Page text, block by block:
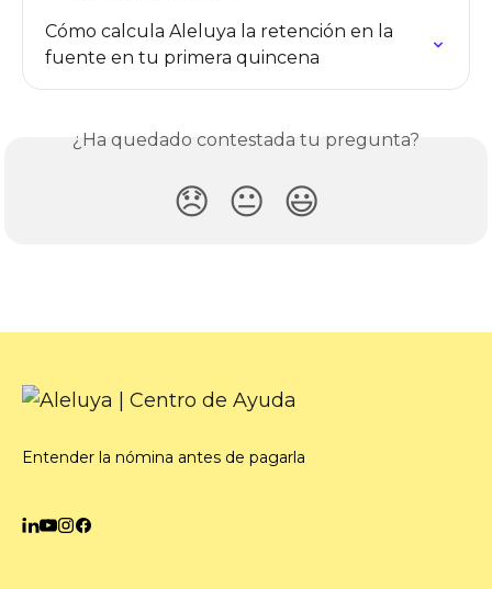
Cómo calcula Aleluya la retención en la
fuente en tu primera quincena
¿Ha quedado contestada tu pregunta?
😞 😐 😃
Entender la nómina antes de pagarla